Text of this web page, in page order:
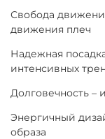
Свобода
движения плеч
Надежная
интенсивных
Долговечность –
Энергичный
образа